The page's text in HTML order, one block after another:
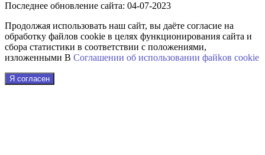
Последнее обновление сайта: 04-07-2023
Продолжая использовать наш сайт, вы даёте согласие на
обработку файлов cookie в целях функционирования сайта и
сбора статистики в соответствии с положениями,
изложенными В Соглашении об использовании файkов cookie
Я согласен